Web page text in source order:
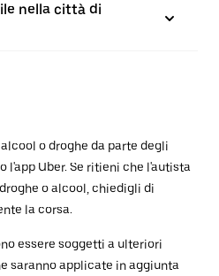
nella città di
o droghe da parte degli
l'app Uber. Se ritieni che l'autista
o alcool, chiedigli di
la corsa.
essere soggetti a ulteriori
saranno applicate in aggiunta